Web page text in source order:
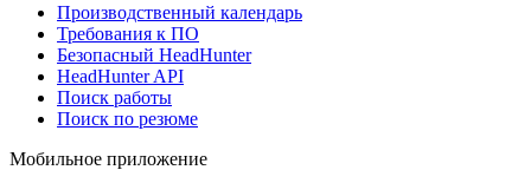
Производственный календарь
Требования к ПО
Безопасный HeadHunter
HeadHunter API
Поиск работы
Поиск по резюме
Мобильное приложение